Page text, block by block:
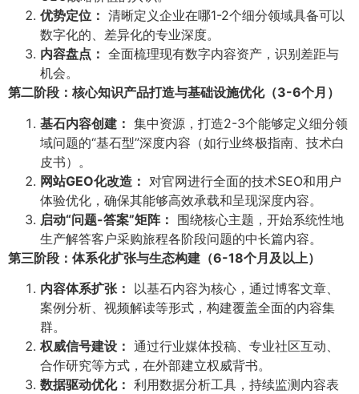
优势定位：​ 清晰定义企业在哪1-2个细分领域具备可以
数字化的、差异化的专业深度。
内容盘点：​ 全面梳理现有数字内容资产，识别差距与
机会。
第二阶段：核心知识产品打造与基础设施优化（3-6个月）​
基石内容创建：​ 集中资源，打造2-3个能够定义细分领
域问题的“基石型”深度内容（如行业终极指南、技术白
皮书）。
网站GEO化改造：​ 对官网进行全面的技术SEO和用户
体验优化，确保其能够高效承载和呈现深度内容。
启动“问题-答案”矩阵：​ 围绕核心主题，开始系统性地
生产解答客户采购旅程各阶段问题的中长篇内容。
第三阶段：体系化扩张与生态构建（6-18个月及以上）​
内容体系扩张：​ 以基石内容为核心，通过博客文章、
案例分析、视频解读等形式，构建覆盖全面的内容集
群。
权威信号建设：​ 通过行业媒体投稿、专业社区互动、
合作研究等方式，在外部建立权威背书。
数据驱动优化：​ 利用数据分析工具，持续监测内容表